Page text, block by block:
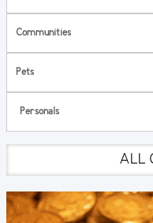
Communities
Pets
Personals
ALL